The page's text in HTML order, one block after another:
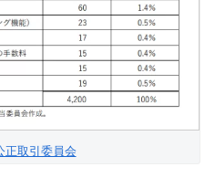
正取引委員会